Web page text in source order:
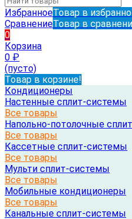
ИзбранноеТовар в
СравнениеТовар в
0
Корзина
0 ₽
(пусто)
Товар в корзине!
Кондиционеры
Настенные сплит-системы
Все товары
Напольно-потолочные
Все товары
Кассетные сплит-системы
Все товары
Мульти сплит-системы
Все товары
Мобильные кондиционеры
Все товары
Канальные сплит-системы